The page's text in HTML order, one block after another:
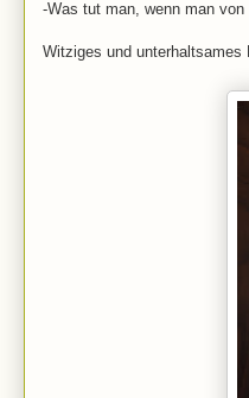
-Was tut man, wenn man
Witziges und unterhaltsames